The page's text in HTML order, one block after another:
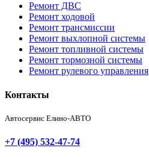
Ремонт ДВС
Ремонт ходовой
Ремонт трансмиссии
Ремонт выхлопной системы
Ремонт топливной системы
Ремонт тормозной системы
Ремонт рулевого управления
Контакты
Автосервис Елино-АВТО
+7 (495) 532-47-74